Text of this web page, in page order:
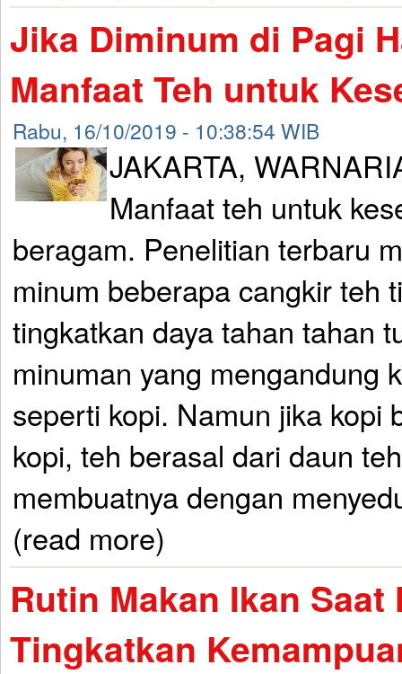
Jika Diminum di Pagi
Manfaat Teh untuk
Rabu, 16/10/2019 - 10:38:54 WIB
JAKARTA,
Manfaat teh untuk
beragam. Penelitian terbaru
minum beberapa cangkir teh
tingkatkan daya tahan tahan
minuman yang mengandung
seperti kopi. Namun jika kopi
kopi, teh berasal dari daun
membuatnya dengan
(read more)
Rutin Makan Ikan Saat
Tingkatkan